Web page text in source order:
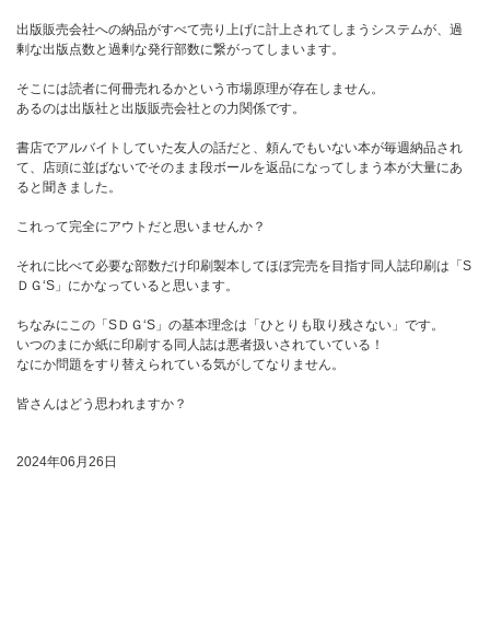
出版販売会社への納品がすべて売り上げに計上されてしまうシステムが、過
剰な出版点数と過剰な発行部数に繋がってしまいます。
そこには読者に何冊売れるかという市場原理が存在しません。
あるのは出版社と出版販売会社との力関係です。
書店でアルバイトしていた友人の話だと、頼んでもいない本が毎週納品され
て、店頭に並ばないでそのまま段ボールを返品になってしまう本が大量にあ
ると聞きました。
これって完全にアウトだと思いませんか？
それに比べて必要な部数だけ印刷製本してほぼ完売を目指す同人誌印刷は「S
ＤＧ‘S」にかなっていると思います。
ちなみにこの「SＤＧ‘S」の基本理念は「ひとりも取り残さない」です。
いつのまにか紙に印刷する同人誌は悪者扱いされていている！
なにか問題をすり替えられている気がしてなりません。
皆さんはどう思われますか？
2024年06月26日